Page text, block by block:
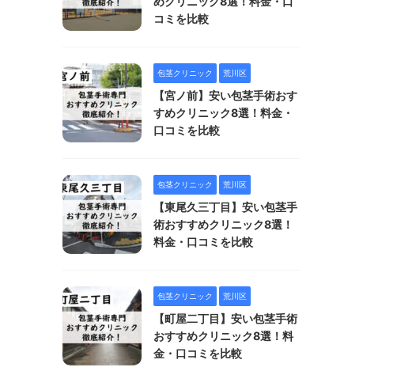
コミを比較
包茎クリニック 荒川区
【宮ノ前】安い包茎手術おす
すめクリニック8選！料金・
口コミを比較
包茎クリニック 荒川区
【東尾久三丁目】安い包茎手
術おすすめクリニック8選！
料金・口コミを比較
包茎クリニック 荒川区
【町屋二丁目】安い包茎手術
おすすめクリニック8選！料
金・口コミを比較